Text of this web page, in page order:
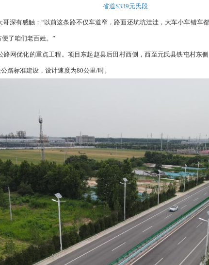
省道S339元氏段
深有感触：“以前这条路不仅车道窄，路面还坑坑洼洼，大车小车错车
了咱们老百姓。”
网优化的重点工程。项目东起赵县后田村西侧，西至元氏县铁屯村东
路标准建设，设计速度为80公里/时。